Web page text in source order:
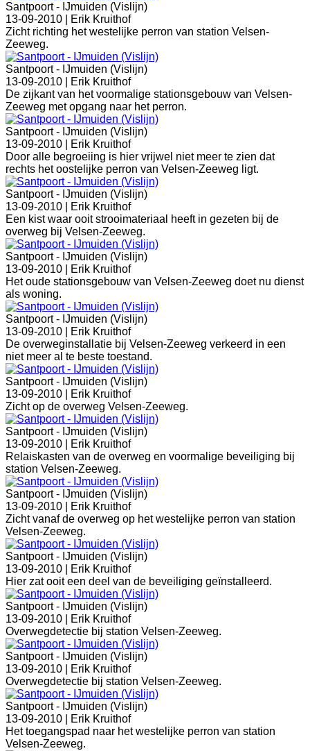
Santpoort - IJmuiden (Vislijn)
13-09-2010 |
Erik Kruithof
Zicht richting het westelijke perron van station Velsen-
Zeeweg.
Santpoort - IJmuiden (Vislijn)
13-09-2010 |
Erik Kruithof
De zijkant van het voormalige stationsgebouw van Velsen-
Zeeweg met opgang naar het perron.
Santpoort - IJmuiden (Vislijn)
13-09-2010 |
Erik Kruithof
Door alle begroeiing is hier vrijwel niet meer te zien dat
rechts het oostelijke perron van Velsen-Zeeweg ligt.
Santpoort - IJmuiden (Vislijn)
13-09-2010 |
Erik Kruithof
Een kist waar ooit strooimateriaal heeft in gezeten bij de
overweg bij Velsen-Zeeweg.
Santpoort - IJmuiden (Vislijn)
13-09-2010 |
Erik Kruithof
Het oude stationsgebouw van Velsen-Zeeweg doet nu dienst
als woning.
Santpoort - IJmuiden (Vislijn)
13-09-2010 |
Erik Kruithof
De overweginstallatie bij Velsen-Zeeweg verkeerd in een
niet meer al te beste toestand.
Santpoort - IJmuiden (Vislijn)
13-09-2010 |
Erik Kruithof
Zicht op de overweg Velsen-Zeeweg.
Santpoort - IJmuiden (Vislijn)
13-09-2010 |
Erik Kruithof
Relaiskasten van de overweg en voormalige beveiliging bij
station Velsen-Zeeweg.
Santpoort - IJmuiden (Vislijn)
13-09-2010 |
Erik Kruithof
Zicht vanaf de overweg op het westelijke perron van station
Velsen-Zeeweg.
Santpoort - IJmuiden (Vislijn)
13-09-2010 |
Erik Kruithof
Hier zat ooit een deel van de beveiliging geïnstalleerd.
Santpoort - IJmuiden (Vislijn)
13-09-2010 |
Erik Kruithof
Overwegdetectie bij station Velsen-Zeeweg.
Santpoort - IJmuiden (Vislijn)
13-09-2010 |
Erik Kruithof
Overwegdetectie bij station Velsen-Zeeweg.
Santpoort - IJmuiden (Vislijn)
13-09-2010 |
Erik Kruithof
Het toegangspad naar het westelijke perron van station
Velsen-Zeeweg.